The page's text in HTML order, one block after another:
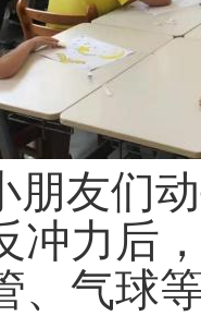
朋友们
冲力后
、气球